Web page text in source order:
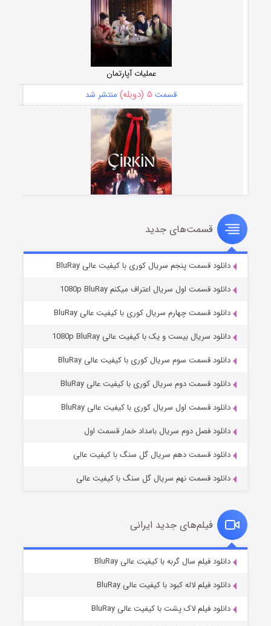
عملیات آپارتمان
قسمت ۵ (دوبله) منتشر شد
سریال زشت
قسمت۲ (زیرنویس) منتشر شد
مردگان متحرک: شهر مرده ۳
قسمت۲ (زیرنویس) منتشر شد
قسمت۷ (زیرنویس) منتشر شد
قسمت‌های جدید
دانلود قسمت پنجم سریال کوری با کیفیت عالی BluRay
دانلود قسمت اول سریال اعتراف میکنم 1080p BluRay
دانلود قسمت چهارم سریال کوری با کیفیت عالی BluRay
دانلود سریال بیست و یک با کیفیت عالی 1080p BluRay
دانلود قسمت سوم سریال کوری با کیفیت عالی BluRay
دانلود قسمت دوم سریال کوری با کیفیت عالی BluRay
دانلود قسمت اول سریال کوری با کیفیت عالی BluRay
دانلود فصل دوم سریال بامداد خمار قسمت اول
دانلود قسمت دهم سریال گل سنگ با کیفیت عالی
دانلود قسمت نهم سریال گل سنگ با کیفیت عالی
فیلم‌های جدید ایرانی
دانلود فیلم سال گربه با کیفیت عالی BluRay
دانلود فیلم لاله کبود با کیفیت عالی BluRay
دانلود فیلم لاک پشت با کیفیت عالی BluRay